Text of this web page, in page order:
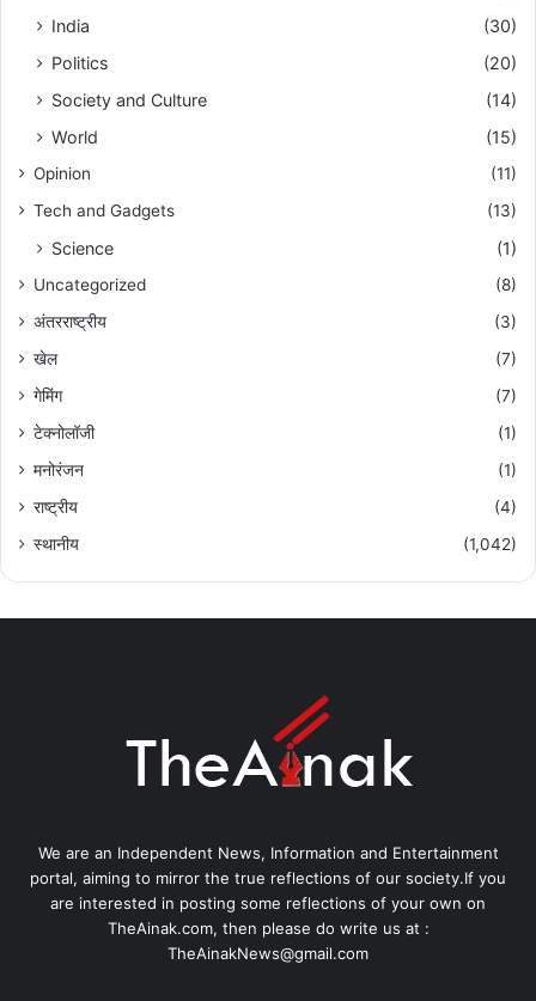
India
(30)
Politics
(20)
Society and Culture
(14)
World
(15)
Opinion
(11)
Tech and Gadgets
(13)
Science (1)
Uncategorized
(8)
अंतरराष्ट्रीय
(3)
खेल
(7)
गेमिंग
(7)
टेक्नोलॉजी
(1)
मनोरंजन
(1)
राष्ट्रीय
(4)
स्थानीय
(1,042)
We are an Independent News, Information and Entertainment
portal, aiming to mirror the true reflections of our society.If you
are interested in posting some reflections of your own on
TheAinak.com, then please do write us at :
TheAinakNews@gmail.com